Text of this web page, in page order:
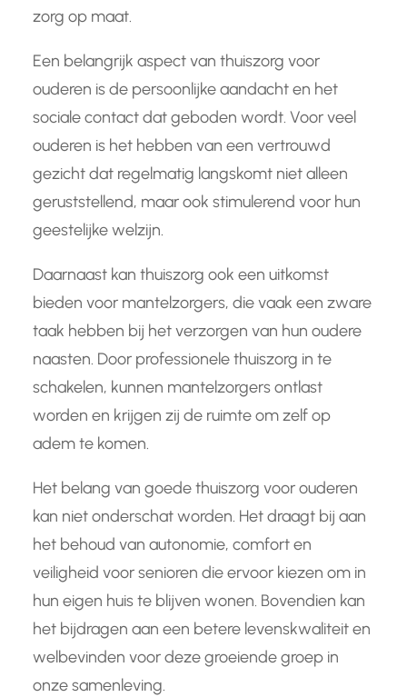
zorg op maat.
Een belangrijk aspect van thuiszorg voor
ouderen is de persoonlijke aandacht en het
sociale contact dat geboden wordt. Voor veel
ouderen is het hebben van een vertrouwd
gezicht dat regelmatig langskomt niet alleen
geruststellend, maar ook stimulerend voor hun
geestelijke welzijn.
Daarnaast kan thuiszorg ook een uitkomst
bieden voor mantelzorgers, die vaak een zware
taak hebben bij het verzorgen van hun oudere
naasten. Door professionele thuiszorg in te
schakelen, kunnen mantelzorgers ontlast
worden en krijgen zij de ruimte om zelf op
adem te komen.
Het belang van goede thuiszorg voor ouderen
kan niet onderschat worden. Het draagt bij aan
het behoud van autonomie, comfort en
veiligheid voor senioren die ervoor kiezen om in
hun eigen huis te blijven wonen. Bovendien kan
het bijdragen aan een betere levenskwaliteit en
welbevinden voor deze groeiende groep in
onze samenleving.